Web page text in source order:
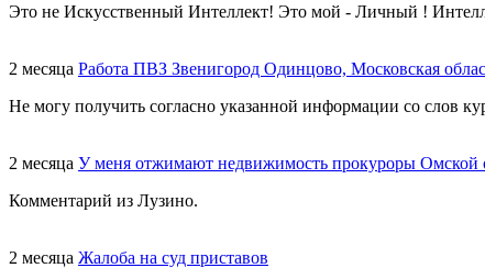
Это не Искусственный Интеллект! Это мой - Личный !
2 месяца Работа ПВЗ Звенигород Одинцово, Московская
Не могу получить согласно указанной информации со слов
2 месяца У меня отжимают недвижимость прокуроры Омской
Комментарий из Лузино.
2 месяца Жалоба на суд приставов